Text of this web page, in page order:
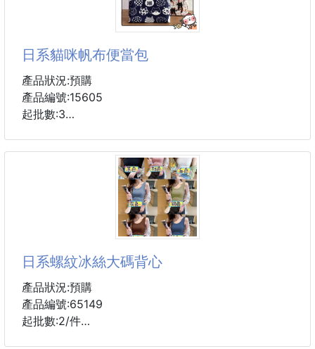
一雙雨靴搞定各種場合
無論是日常通勤出街還是戶外等等都能滿足你的需求
舒適鞋跟 不怕你矮 就怕你不買!!
舒適柔軟鞋底設計 令您迅速顯高 從此告別小短腿
鞋面材質：PVC
顏色：黑,杏,粉
( 遇斷貨則隨機出貨 )
PS : 此款內裏沒有加棉
日系貓咪帆布便當包
產品狀況:預購
產品編號:15605
起批數:3
🇯🇵濃濃的日本風味🇯🇵
🔸超日系的貓咪圖案花布是不是很可愛😆
🔹保溫層功能讓你食物保溫保冷都沒問題
🔸天氣那麼冷，外出買個飯回家餐點都冷掉
🔸平時有在自己帶便當的朋友更別錯過😍
🔹袋口有「拉鍊設計」，東西不怕掉出來喔～
✳️包裝：opp袋
日系螺紋冰絲大碼背心
產品狀況:預購
產品編號:65149
起批數:2/件